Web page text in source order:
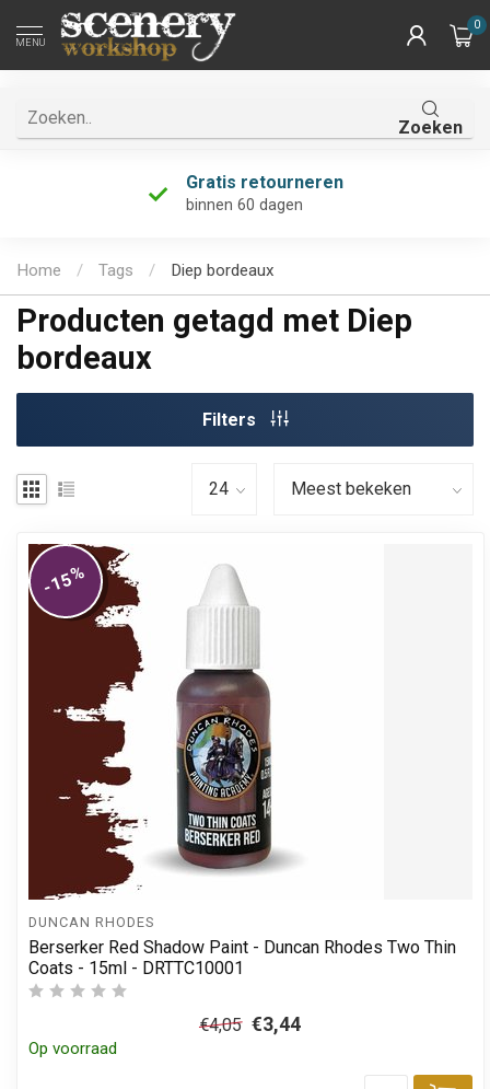
MENU
0
Zoeken
Gratis retourneren
binnen 60 dagen
Home / Tags / Diep bordeaux
Producten getagd met Diep
bordeaux
Filters
-15%
DUNCAN RHODES
Berserker Red Shadow Paint - Duncan Rhodes Two Thin
Coats - 15ml - DRTTC10001
€4,05 €3,44
Op voorraad